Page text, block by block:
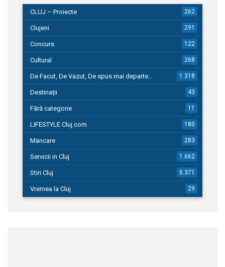
CLUJ – Proiecte 262
Clujeni 291
Concurs 122
Cultural 268
De Facut, De Vazut, De spus mai departe… 1.318
Destinații 43
Fără categorie 11
LIFESTYLE Cluj.com 180
Mancare 283
Servicii in Cluj 1.662
Stiri Cluj 5.371
Vremea la Cluj 29